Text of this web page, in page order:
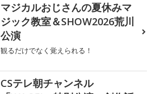
マジカルおじさんの夏休みマ
ジック教室＆SHOW2026荒川
公演
観るだけでなく覚えられる！
CSテレ朝チャンネル